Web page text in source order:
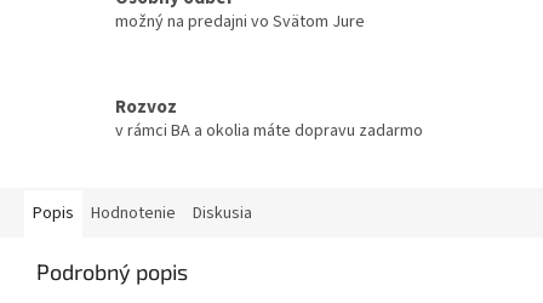
možný na predajni vo Svätom Jure
Rozvoz
v rámci BA a okolia máte dopravu zadarmo
Popis Hodnotenie Diskusia
Podrobný popis